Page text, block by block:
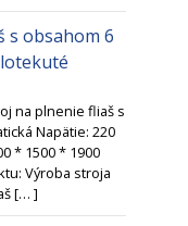
s obsahom 6
na plnenie fliaš s
Napätie: 220
* 1500 * 1900
Výroba stroja
[… ]